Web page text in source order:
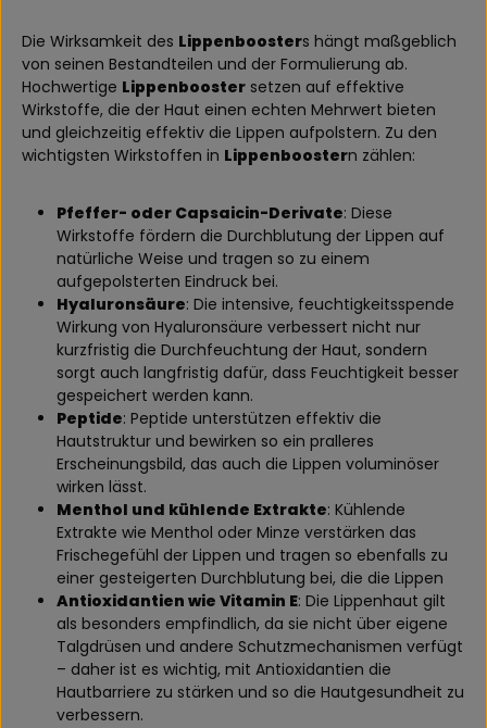
Die Wirksamkeit des Lippenboosters hängt maßgeblich
von seinen Bestandteilen und der Formulierung ab.
Hochwertige Lippenbooster setzen auf effektive
Wirkstoffe, die der Haut einen echten Mehrwert bieten
und gleichzeitig effektiv die Lippen aufpolstern. Zu den
wichtigsten Wirkstoffen in Lippenboostern zählen:
Pfeffer- oder Capsaicin-Derivate: Diese
Wirkstoffe fördern die Durchblutung der Lippen auf
natürliche Weise und tragen so zu einem
aufgepolsterten Eindruck bei.
Hyaluronsäure: Die intensive, feuchtigkeitsspende
Wirkung von Hyaluronsäure verbessert nicht nur
kurzfristig die Durchfeuchtung der Haut, sondern
sorgt auch langfristig dafür, dass Feuchtigkeit besser
gespeichert werden kann.
Peptide: Peptide unterstützen effektiv die
Hautstruktur und bewirken so ein pralleres
Erscheinungsbild, das auch die Lippen voluminöser
wirken lässt.
Menthol und kühlende Extrakte: Kühlende
Extrakte wie Menthol oder Minze verstärken das
Frischegefühl der Lippen und tragen so ebenfalls zu
einer gesteigerten Durchblutung bei, die die Lippen
Antioxidantien wie Vitamin E: Die Lippenhaut gilt
als besonders empfindlich, da sie nicht über eigene
Talgdrüsen und andere Schutzmechanismen verfügt
– daher ist es wichtig, mit Antioxidantien die
Hautbarriere zu stärken und so die Hautgesundheit zu
verbessern.